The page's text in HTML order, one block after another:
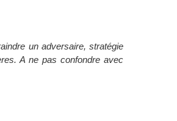
un adversaire, stratégie
A ne pas confondre avec